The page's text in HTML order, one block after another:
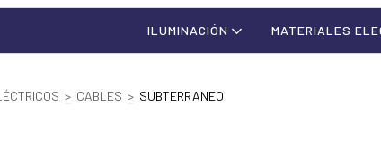
ILUMINACIÓN MATERIALES
> CABLES > SUBTERRANEO